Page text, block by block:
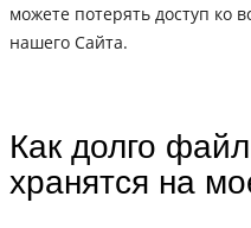
можете потерять доступ ко
нашего Сайта.
Как долго
хранятся на